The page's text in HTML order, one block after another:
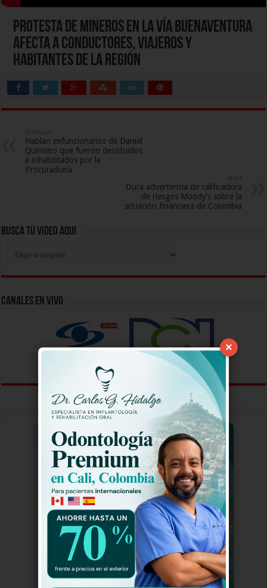
Protesta de mineros en la vía Buenaventura
afecta a conductores, viajeros y
habitantes de la región
Hablan exfuncionarios de Daniel
Quintero que fueron destituidos
e inhabilitados por la
Procuraduría
Dura advertencia de calificadora
de riesgos Moody’s sobre la
situación financiera de Colombia
Busca Tu Video Aqui
Aqui
Canales En Vivo
×